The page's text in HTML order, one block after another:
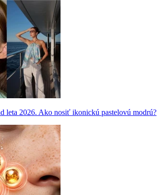
leta 2026. Ako nosiť ikonickú pastelovú modrú?